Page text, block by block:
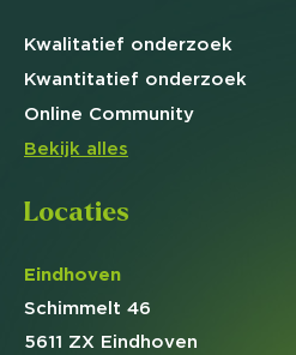
Kwalitatief onderzoek
Kwantitatief onderzoek
Online Community
Bekijk alles
Locaties
Eindhoven
Schimmelt 46
5611 ZX Eindhoven